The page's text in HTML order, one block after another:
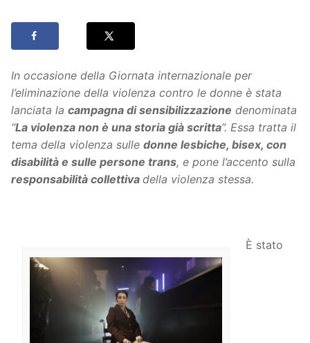
In occasione della Giornata internazionale per
l’eliminazione della violenza contro le donne è stata
lanciata la campagna di sensibilizzazione denominata
“La violenza non è una storia già scritta”. Essa tratta il
tema della violenza sulle donne lesbiche, bisex, con
disabilità e sulle persone trans, e pone l’accento sulla
responsabilità collettiva della violenza stessa.
È stato